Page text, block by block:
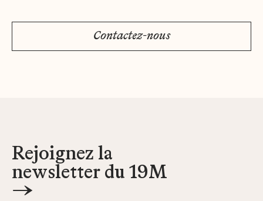
Contactez-nous
Rejoignez la
newsletter du 19M
→